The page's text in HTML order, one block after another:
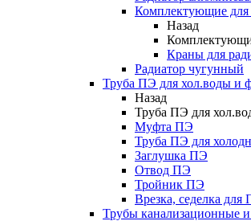
Комплектующие для
Назад
Краны для
Радиатор чугунный
Труба ПЭ для хол.воды и
Назад
Труба ПЭ для
Муфта ПЭ
Труба ПЭ для
Заглушка ПЭ
Отвод ПЭ
Тройник ПЭ
Врезка, седелка
Трубы канализационные